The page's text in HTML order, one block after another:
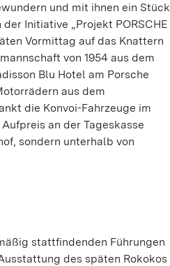
und mit ihnen ein Stück
Initiative „Projekt PORSCHE
Vormittag auf das Knattern
von 1954 aus dem
Blu Hotel am Porsche
aus dem
die Konvoi-Fahrzeuge im
an der Tageskasse
sondern unterhalb von
stattfindenden Führungen
des späten Rokokos